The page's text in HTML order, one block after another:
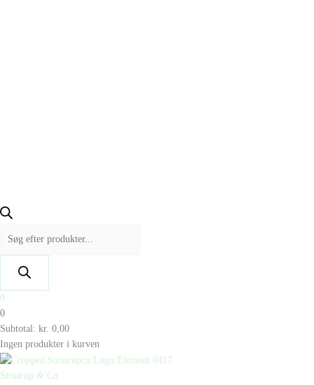
0
0
Subtotal: kr. 0,00
Ingen produkter i kurven
Straarup & Co